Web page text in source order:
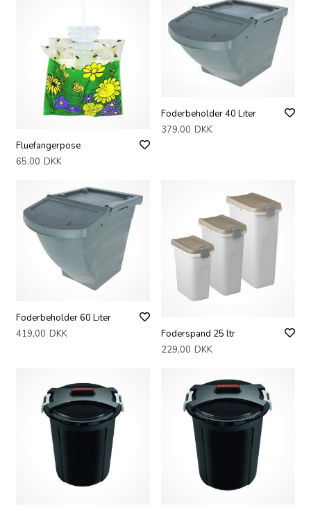
Fluefangerpose
65,00 DKK
Foderbeholder 40 Liter
379,00 DKK
Foderbeholder 60 Liter
419,00 DKK
Foderspand 25 ltr
229,00 DKK